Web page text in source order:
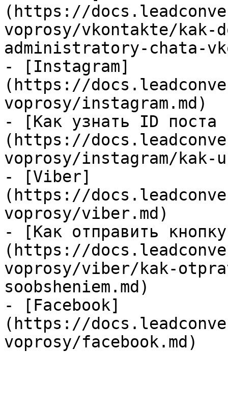
(https://
voprosy/vkontakte/kak-
administratory-chata-
- [Instagram]
(https://
voprosy/instagram.md)
- [Как узнать ID поста
(https://
voprosy/instagram/kak-
- [Viber]
(https://
voprosy/viber.md)
- [Как отправить
(https://
voprosy/viber/kak-
soobsheniem.md)
- [Facebook]
(https://